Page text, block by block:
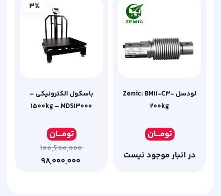
لودسل Zemic: BM11-C3-
200kg
تومـــان
در انبار موجود نیست
باسکول الکترونیکی –
1500kg – MDS13000
تومـــان
۱۰۰,۶۰۰,۰۰۰
3%